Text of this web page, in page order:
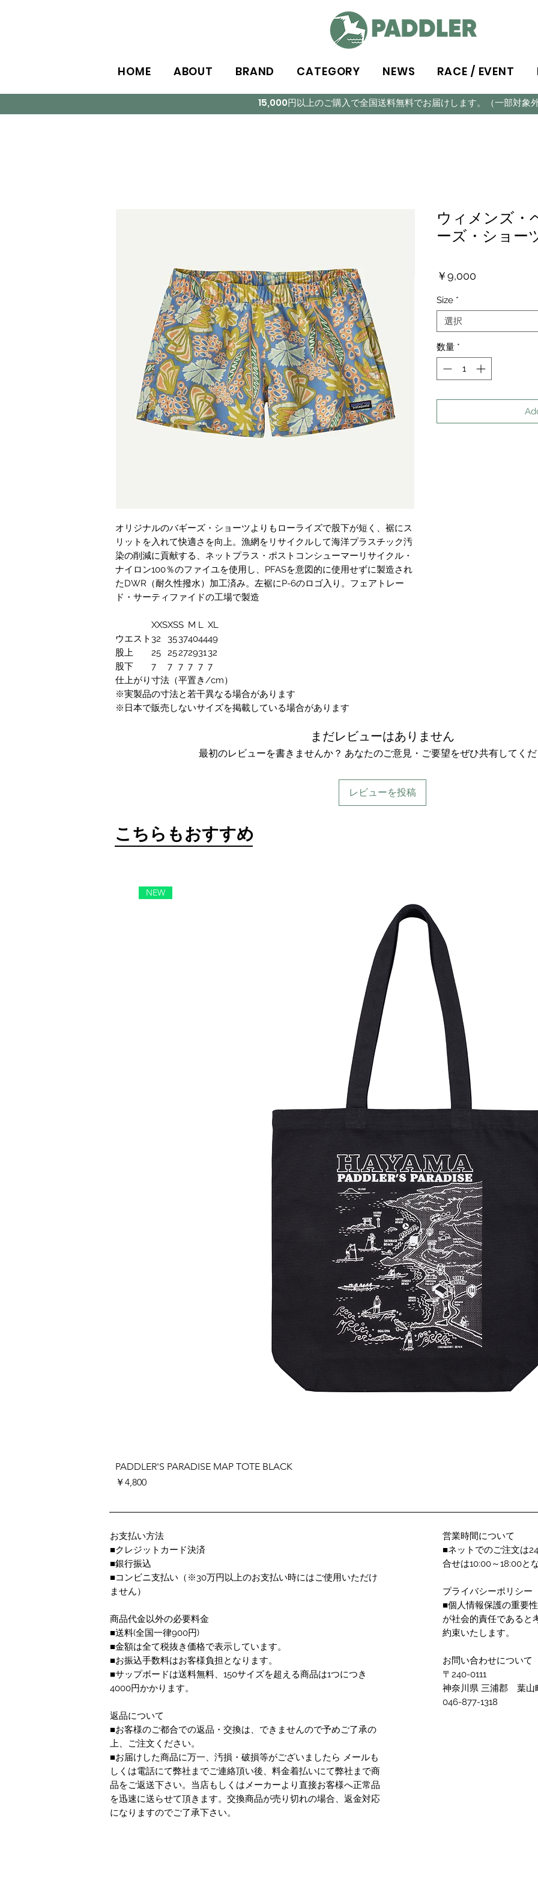
HOME ABOUT BRAND CATEGORY NEWS RACE / EVENT
15,000円以上のご購入で全国送料無料でお届けします。（一部対象
オリジナルのバギーズ・ショーツよりもローライズで股下が短く、裾にス
リットを入れて快適さを向上。漁網をリサイクルして海洋プラスチック汚
染の削減に貢献する、ネットプラス・ポストコンシューマーリサイクル・
ナイロン100％のファイユを使用し、PFASを意図的に使用せずに製造され
たDWR（耐久性撥水）加工済み。左裾にP-6のロゴ入り。フェアトレー
ド・サーティファイドの工場で製造
XXSXSS M L XL
ウエスト 32 3537404449
股上
25 2527293132
股下
7 7 7 7 7 7
仕上がり寸法（平置き/cm）
※実製品の寸法と若干異なる場合があります
※日本で販売しないサイズを掲載している場合があります
ウィメンズ・
ーズ・ショー
￥9,000価
Size *
選択
数量 *
まだレビューはありません
最初のレビューを書きませんか？ あなたのご意見・ご要望をぜひ共有してく
レビューを投稿
​こちらもおすすめ
NEW
PADDLER'S PARADISE MAP TOTE BLACK
価格
￥4,800
お支払い方法
■クレジットカード決済
■銀行振込
■コンビニ支払い （※30万円以上のお支払い時にはご使用いただけ
ません）
商品代金以外の必要料金
■送料(全国一律900円)
■金額は全て税抜き価格で表示しています。
■お振込手数料はお客様負担となります。
■サップボードは送料無料、150サイズを超える商品は1つにつき
4000円かかります。
返品について
■お客様のご都合での返品・交換は、できませんので予めご了承の
上、ご注文ください。
■お届けした商品に万一、汚損・破損等がございましたら メールも
しくは電話にて弊社までご連絡頂い後、料金着払いにて弊社まで商
品をご返送下さい。当店もしくはメーカーより直接お客様へ正常品
を迅速に送らせて頂きます。交換商品が売り切れの場合、返金対応
になりますのでご了承下さい。
営業時間について
■ネットでのご注文は
合せは10:00～18:00と
プライバシーポリシー
■個人情報保護の重要
が社会的責任であると
約束いたします。
お問い合わせについて
〒240-0111
神奈川県 三浦郡 葉山
046-877-1318